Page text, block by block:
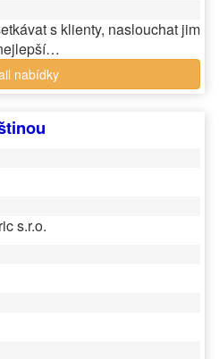
s klienty, naslouchat jim
nabídky
s.r.o.